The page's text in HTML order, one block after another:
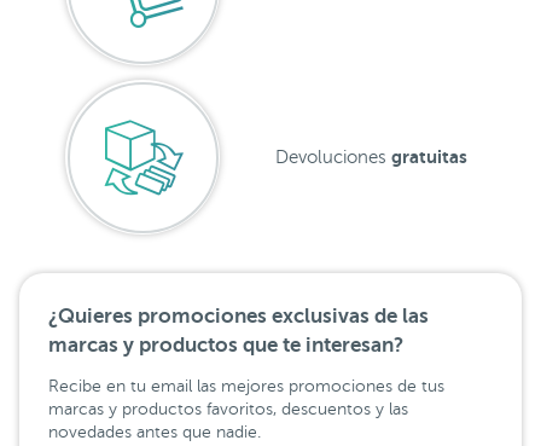
Devoluciones gratuitas
¿Quieres promociones exclusivas de las
marcas y productos que te interesan?
Recibe en tu email las mejores promociones de tus
marcas y productos favoritos, descuentos y las
novedades antes que nadie.